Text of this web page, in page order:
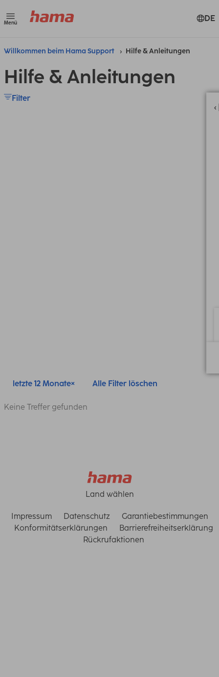
Menü DE
Willkommen beim Hama Support Hilfe & Anleitungen
Hilfe & Anleitungen
Filter
letzte 12 Monate Alle Filter löschen
Keine Treffer gefunden
Land wählen
Impressum Datenschutz
Garantiebestimmungen
Konformitätserklärungen
Barrierefreiheitserklärung
Rückrufaktionen